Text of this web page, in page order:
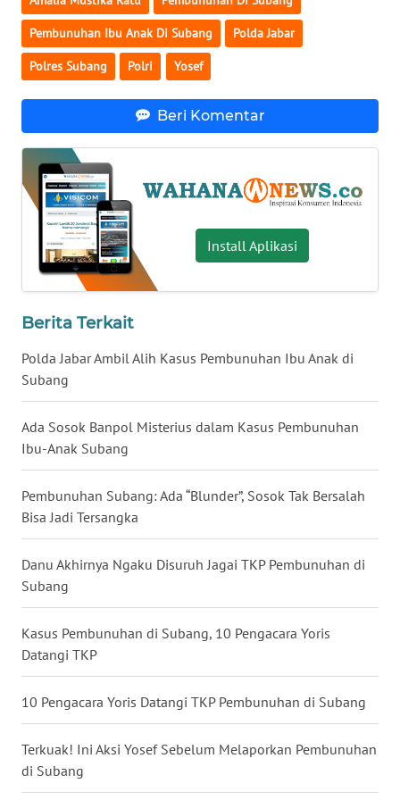
Pembunuhan Ibu Anak Di Subang Polda Jabar
Polres Subang Polri Yosef
Beri Komentar
Install Aplikasi
Berita Terkait
Polda Jabar Ambil Alih Kasus Pembunuhan Ibu Anak di
Subang
Ada Sosok Banpol Misterius dalam Kasus Pembunuhan
Ibu-Anak Subang
Pembunuhan Subang: Ada “Blunder”, Sosok Tak Bersalah
Bisa Jadi Tersangka
Danu Akhirnya Ngaku Disuruh Jagai TKP Pembunuhan di
Subang
Kasus Pembunuhan di Subang, 10 Pengacara Yoris
Datangi TKP
10 Pengacara Yoris Datangi TKP Pembunuhan di Subang
Terkuak! Ini Aksi Yosef Sebelum Melaporkan Pembunuhan
di Subang
WN
SERAMBI
WN
WN
SULTRA
WN
NTB
WN
SULTENG
WN
SULBAR
WN
BABEL
WN
SUMBAR
WN
BENGKULU
LAMPUNG
WN
JATENG